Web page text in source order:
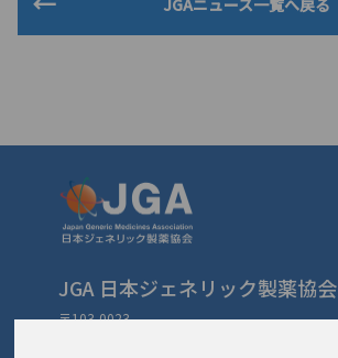
JGA 日本ジェネリック製薬協会
〒103-0023